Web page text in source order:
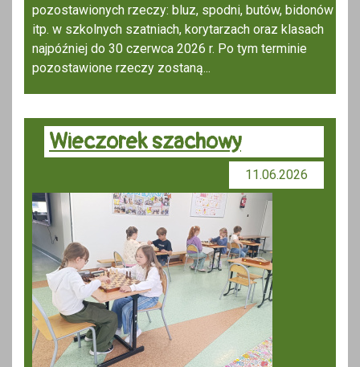
pozostawionych rzeczy: bluz, spodni, butów, bidonów
itp. w szkolnych szatniach, korytarzach oraz klasach
najpóźniej do 30 czerwca 2026 r. Po tym terminie
pozostawione rzeczy zostaną...
Wieczorek szachowy
11.06.2026